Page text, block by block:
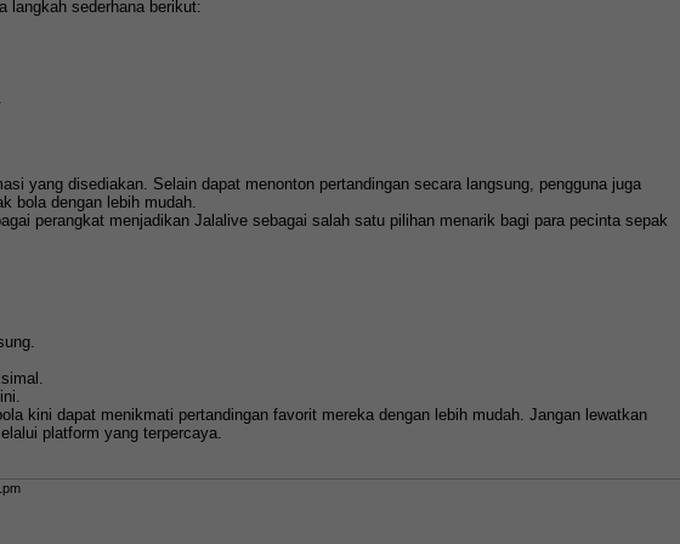
langkah sederhana berikut:
yang disediakan. Selain dapat menonton pertandingan secara langsung, pengguna juga
bola dengan lebih mudah.
perangkat menjadikan Jalalive sebagai salah satu pilihan menarik bagi para pecinta sepak
kini dapat menikmati pertandingan favorit mereka dengan lebih mudah. Jangan lewatkan
platform yang terpercaya.